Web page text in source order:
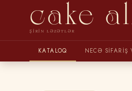
cake
ŞIRIN LƏZƏTLƏR
KATALOQ NECƏ SIFARIŞ